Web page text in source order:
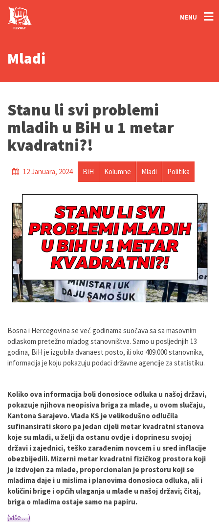
MENU
Mladi
Stanu li svi problemi
mladih u BiH u 1 metar
kvadratni?!
12 Januara, 2024 BiH Kolumne Mladi Politika
Bosna i Hercegovina se već godinama suočava sa sa masovnim
odlaskom pretežno mladog stanovništva. Samo u posljednjih 13
godina, BiH je izgubila dvanaest posto, ili oko 409.000 stanovnika,
informacija je koju pokazuju podaci državne agencije za statistiku.
Koliko ova informacija boli donosioce odluka u našoj državi,
pokazuje njihova neopisiva briga za mlade, u ovom slučaju,
Kantona Sarajevo. Vlada KS je velikodušno odlučila
sufinansirati skoro pa jedan cijeli metar kvadratni stanova
koje su mladi, u želji da ostanu ovdje i doprinesu svojoj
državi i zajednici, teško zarađenim novcem i u sred inflacije
obezbijedili. Mizerni metar kvadratni fizičkog prostora koji
je izdvojen za mlade, proporcionalan je prostoru koji se
mladima daje i u mislima i planovima donosioca odluka, ali i
količini brige i općih ulaganja u mlade u našoj državi; čitaj,
briga o mladima ostaje samo na papiru.
(više…)